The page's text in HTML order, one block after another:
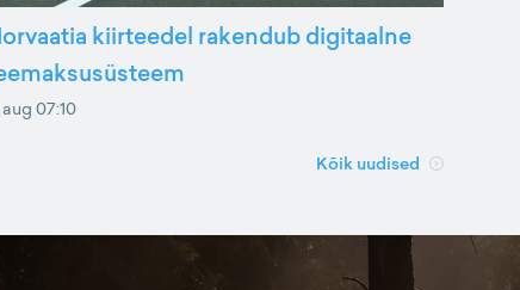
kiirteedel rakendub digitaalne
aug 07:10
Kõik uudised